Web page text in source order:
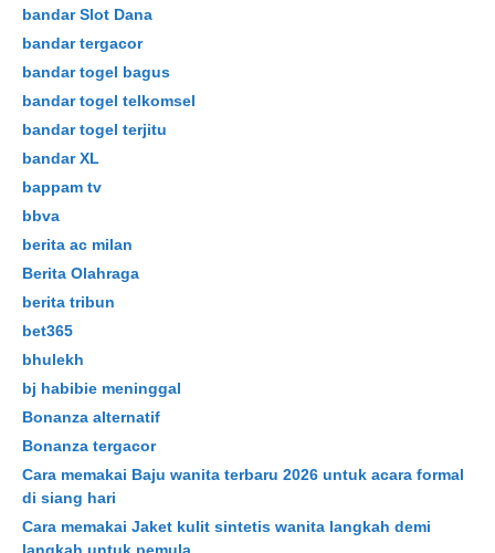
bandar Slot Dana
bandar tergacor
bandar togel bagus
bandar togel telkomsel
bandar togel terjitu
bandar XL
bappam tv
bbva
berita ac milan
Berita Olahraga
berita tribun
bet365
bhulekh
bj habibie meninggal
Bonanza alternatif
Bonanza tergacor
Cara memakai Baju wanita terbaru 2026 untuk acara formal
di siang hari
Cara memakai Jaket kulit sintetis wanita langkah demi